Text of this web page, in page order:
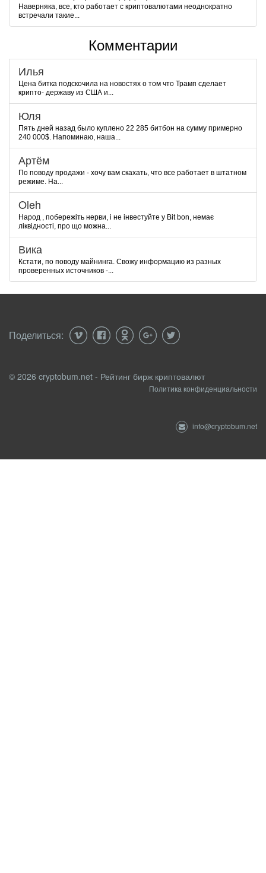
Наверняка, все, кто работает с криптовалютами неоднократно
встречали такие...
Комментарии
Илья
Цена битка подскочила на новостях о том что Трамп сделает
крипто- державу из США и...
Юля
Пять дней назад было куплено 22 285 битбон на сумму примерно
240 000$. Напоминаю, наша...
Артём
По поводу продажи - хочу вам скахать, что все работает в штатном
режиме. На...
Oleh
Народ , побережіть нерви, і не інвестуйте у Bit bon, немає
ліквідності, про що можна...
Вика
Кстати, по поводу майнинга. Свожу информацию из разных
проверенных источников -...
Поделиться:
© 2026 cryptobum.net - Рейтинг бирж криптовалют
Политика конфиденциальности
info@cryptobum.net